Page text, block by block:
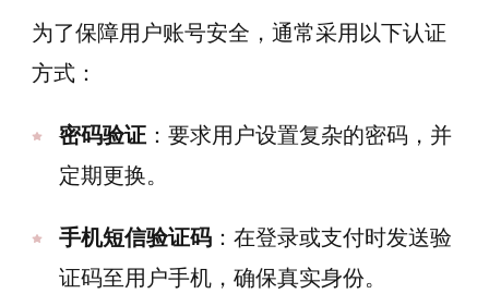
为了保障用户账号安全，通常采用以下认证
方式：
密码验证 ：要求用户设置复杂的密码，并
定期更换。
手机短信验证码 ：在登录或支付时发送验
证码至用户手机，确保真实身份。